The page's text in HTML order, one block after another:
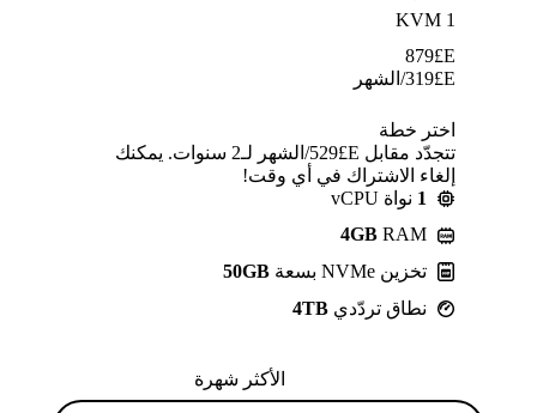
KVM 1
E£
879
E£
319/الشهر
اختر خطة
تتجدّد مقابل E£⁦529⁩/الشهر لـ2 سنوات. يمكنك
إلغاء الاشتراك في أي وقت!
1 نواة vCPU
4GB RAM
تخزين NVMe بسعة
50GB
نطاق تردّدي 4TB
الأكثر شهرة